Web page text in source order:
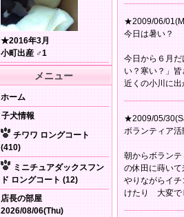
★2016年3月
小町出産 ♂1
メニュー
ホーム
子犬情報
チワワ ロングコート
(410)
ミニチュアダックスフン
ド ロングコート (12)
店長の部屋
2026/08/06(Thu)
★2009/06/
今日は暑い？
今日から６月
い？寒い？」
近くの小川に
★2009/05/
ボランティア活
朝からボラン
の休田に蒔い
やりながらイ
けたり 大変で